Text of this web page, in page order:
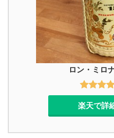
ロン・ミロ
楽天で詳